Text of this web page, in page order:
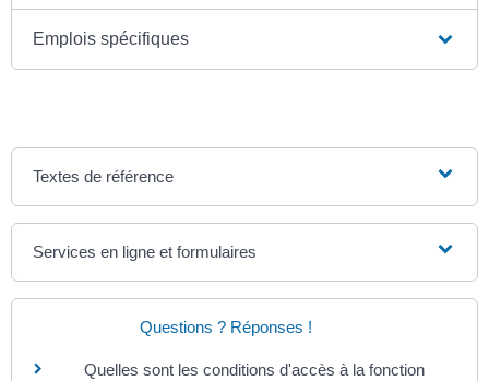
Emplois spécifiques
Textes de référence
Services en ligne et formulaires
Questions ? Réponses !
Quelles sont les conditions d'accès à la fonction